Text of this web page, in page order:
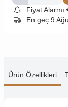
Fiyat Alarmı
En geç 9
Ürün Özellikleri